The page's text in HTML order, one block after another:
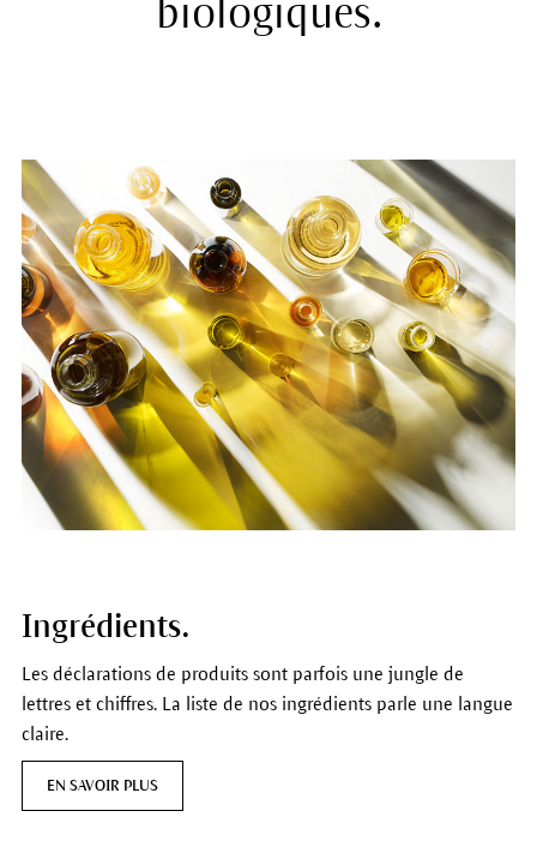
biologiques.
Ingrédients.
Les déclarations de produits sont parfois une jungle de
lettres et chiffres. La liste de nos ingrédients parle une langue
claire.
EN SAVOIR PLUS